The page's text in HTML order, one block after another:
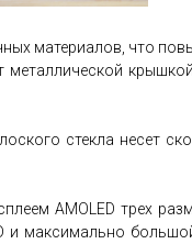
материалов, что
стекла несет
AMOLED трех
и максимально